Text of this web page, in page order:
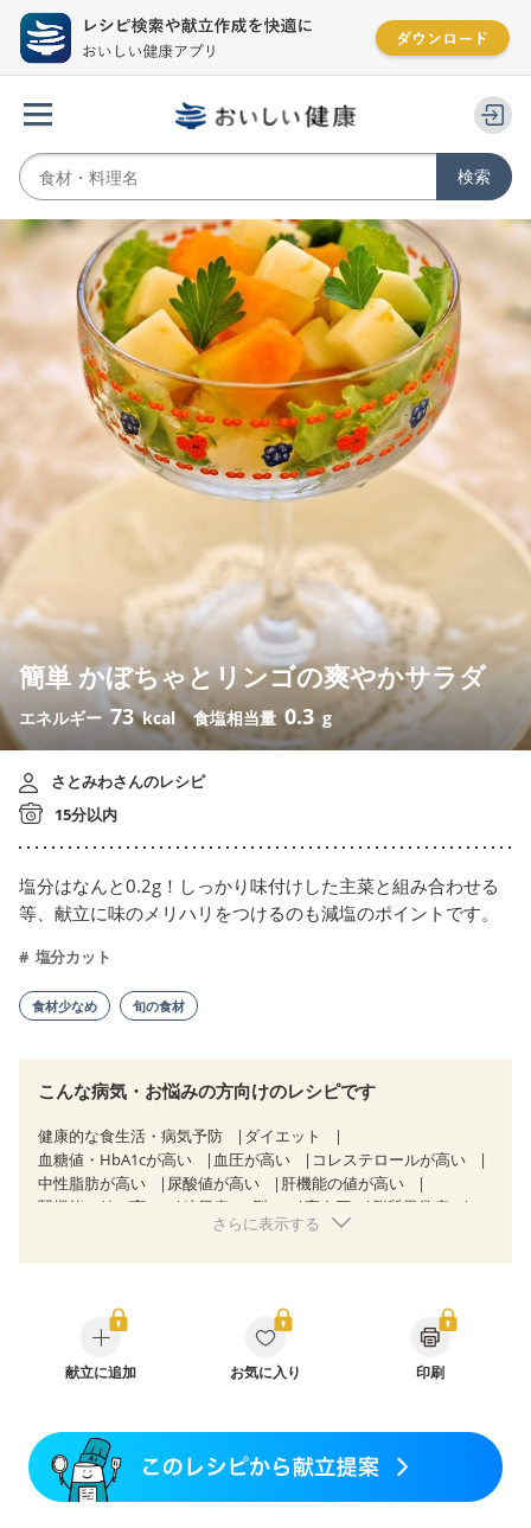
簡単 かぼちゃとリンゴの爽やかサラダ
エネルギー73 kcal 食塩相当量0.3 g
さとみわさんのレシピ
15分以内
塩分はなんと0.2g！しっかり味付けした主菜と組み合わせる
等、献立に味のメリハリをつけるのも減塩のポイントです。
塩分カット
食材少なめ 旬の食材
こんな病気・お悩みの方向けのレシピです
健康的な食生活・病気予防
ダイエット
血糖値・HbA1cが高い
血圧が高い
コレステロールが高い
中性脂肪が高い
尿酸値が高い
肝機能の値が高い
腎機能の値が高い
糖尿病（2型） 高血圧
脂質異常症
狭心症 心筋梗塞
糖尿病性腎症（第２期）
糖尿病性腎症（第３期）
CKD（ステージ１）
CKD（ステージ２）
CKD（ステージ３a）
乳がん（抗がん剤治療中）
味の感じ方が変わった
骨粗しょう症
関節リウマチ 乾癬
貧血対策
ニキビ・肌荒れ
さらに表示する
献立に追加 お気に入り 印刷